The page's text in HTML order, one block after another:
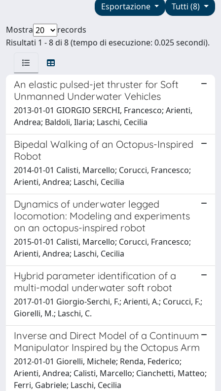
Tutti (8)
Esportazione
Mostra
records
Risultati 1 - 8 di 8 (tempo di esecuzione: 0.025 secondi).
An elastic pulsed-jet thruster for Soft
Unmanned Underwater Vehicles
2013-01-01 GIORGIO SERCHI, Francesco; Arienti,
Andrea; Baldoli, Ilaria; Laschi, Cecilia
Bipedal Walking of an Octopus-Inspired
Robot
2014-01-01 Calisti, Marcello; Corucci, Francesco;
Arienti, Andrea; Laschi, Cecilia
Dynamics of underwater legged
locomotion: Modeling and experiments
on an octopus-inspired robot
2015-01-01 Calisti, Marcello; Corucci, Francesco;
Arienti, Andrea; Laschi, Cecilia
Hybrid parameter identification of a
multi-modal underwater soft robot
2017-01-01 Giorgio-Serchi, F.; Arienti, A.; Corucci, F.;
Giorelli, M.; Laschi, C.
Inverse and Direct Model of a Continuum
Manipulator Inspired by the Octopus Arm
2012-01-01 Giorelli, Michele; Renda, Federico;
Arienti, Andrea; Calisti, Marcello; Cianchetti, Matteo;
Ferri, Gabriele; Laschi, Cecilia